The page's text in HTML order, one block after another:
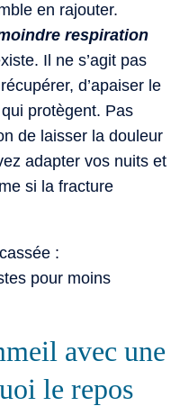
en rajouter.
respiration
Il ne s’agit pas
d’apaiser le
protègent. Pas
de laisser la douleur
adapter vos nuits et
si la fracture
avec une
le repos